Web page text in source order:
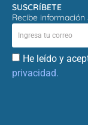
SUSCRÍBETE
Recibe
He leído y
privacidad.